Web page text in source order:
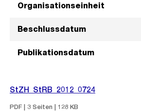
Organisationseinheit
Beschlussdatum
Publikationsdatum
StZH_StRB_2012_0724
PDF | 3 Seiten | 128 KB